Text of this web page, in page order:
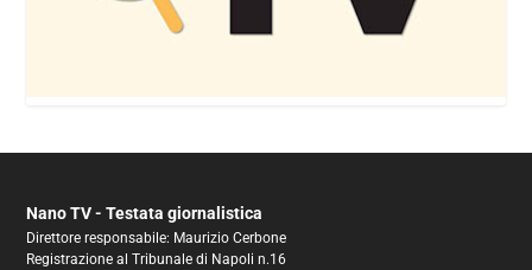
Nano TV - Testata giornalistica
Direttore responsabile: Maurizio Cerbone
Registrazione al Tribunale di Napoli n.16